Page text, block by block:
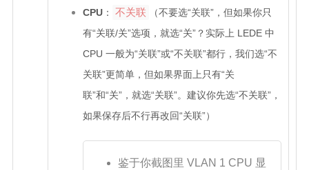
CPU： 不关联
（不要选“关联”，但如果你只
有“关联/关”选项，就选“关”？实际上 LEDE 中
CPU 一般为“关联”或“不关联”都行，我们选“不
关联”更简单，但如果界面上只有“关
联”和“关”，就选“关联”。建议你先选“不关联”，
如果保存后不行再改回“关联”）
鉴于你截图里 VLAN 1 CPU 显